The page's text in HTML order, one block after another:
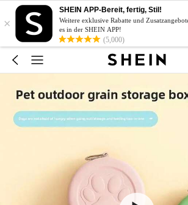
×
SHEIN APP-Bereit, fertig, Stil!
Weitere exklusive Rabatte und
es in der SHEIN APP!
(5,000)